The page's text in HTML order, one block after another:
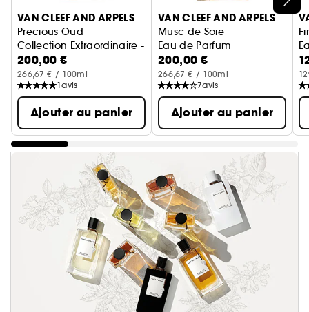
VAN CLEEF AND ARPELS
Precious Oud
Collection Extraordinaire - Eau de Parfum
200,00 €
266,67 € / 100ml
1avis
Ajouter au panier
VAN CLEEF AND ARPELS
Musc de Soie
Eau de Parfum
200,00 €
266,67 € / 100ml
7avis
Ajouter au panier